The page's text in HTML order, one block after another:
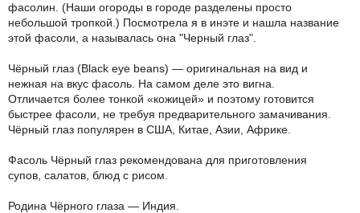
фасолин. (Наши огороды в городе разделены просто
небольшой тропкой.) Посмотрела я в инэте и нашла название
этой фасоли, а называлась она "Черный глаз".
Чёрный глаз (Black eye beans) — оригинальная на вид и
нежная на вкус фасоль. На самом деле это вигна.
Отличается более тонкой «кожицей» и поэтому готовится
быстрее фасоли, не требуя предварительного замачивания.
Чёрный глаз популярен в США, Китае, Азии, Африке.
Фасоль Чёрный глаз рекомендована для приготовления
супов, салатов, блюд с рисом.
Родина Чёрного глаза — Индия.